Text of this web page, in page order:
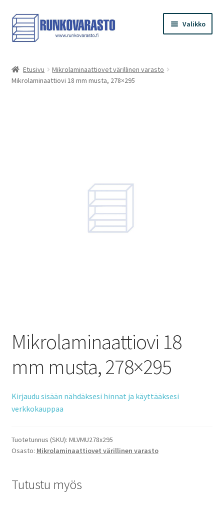
Siirry
navigointiin
Siirry
sisältöön
Valikko
Kauppa
Etusivu
Mikrolaminaattiovet värillinen varasto
Mikrolaminaattiovi 18 mm musta, 278×295
Mikrolaminaattiovi 18
mm musta, 278×295
Kirjaudu sisään nähdäksesi hinnat ja käyttääksesi
verkkokauppaa
Tuotetunnus (SKU): MLVMU278x295
Osasto: Mikrolaminaattiovet värillinen varasto
Tutustu myös